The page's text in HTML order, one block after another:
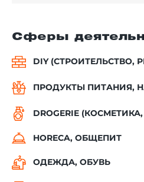
Сферы
DIY (СТРОИТЕЛЬСТВО,
ПРОДУКТЫ ПИТАНИЯ,
DROGERIE
HORECA, ОБЩЕПИТ
ОДЕЖДА, ОБУВЬ